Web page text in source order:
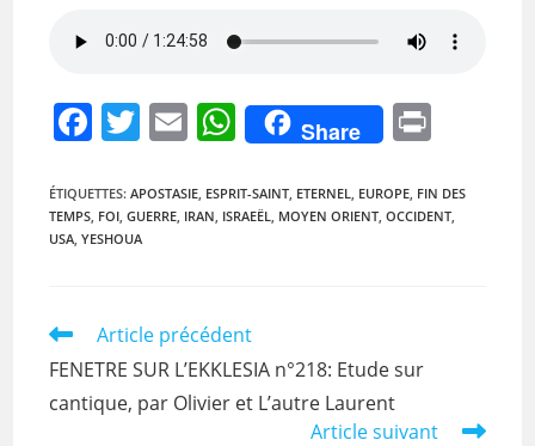
F
c
e
o
k
T
itt
er
E
ai
l
W
h
at
s
p
Share
t
ÉTIQUETTES:APOSTASIE ESPRIT-SAINT ETERNEL EUROPE FIN DES
TEMPS FOI GUERRE IRAN ISRAEËL MOYEN ORIENT OCCIDENT
USA YESHOUA
Read
articles
Article précédent
FENETRE SUR L’EKKLESIA n°218: Etude sur
cantique, par Olivier et L’autre Laurent
Article suivant